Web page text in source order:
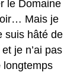
le Domaine
Mais je
suis hâté de
je n’ai pas
longtemps